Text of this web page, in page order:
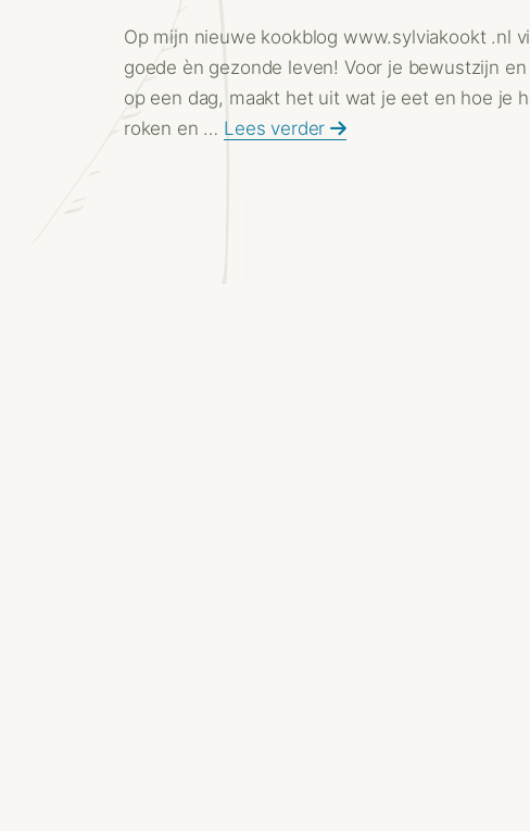
Op mijn nieuwe kookblog www.sylviakookt .nl
goede èn gezonde leven! Voor je bewustzijn
op een dag, maakt het uit wat je eet en hoe je
roken en … Lees verder